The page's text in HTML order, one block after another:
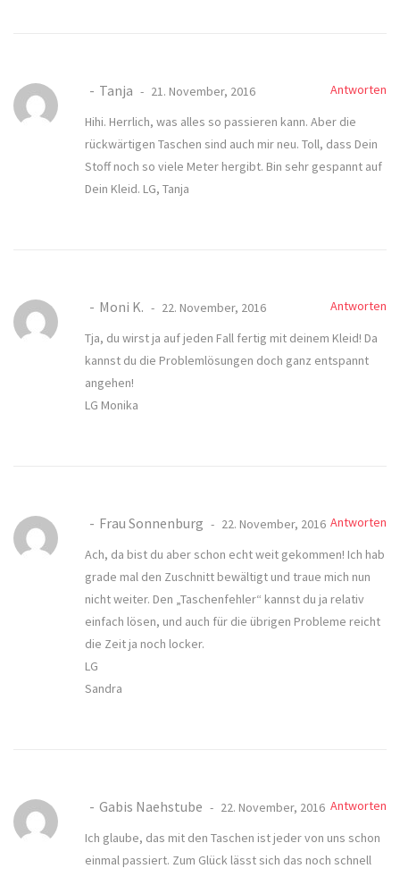
Tanja 21. November, 2016
Antworten
Hihi. Herrlich, was alles so passieren kann. Aber die
rückwärtigen Taschen sind auch mir neu. Toll, dass Dein
Stoff noch so viele Meter hergibt. Bin sehr gespannt auf
Dein Kleid. LG, Tanja
Moni K. 22. November, 2016
Antworten
Tja, du wirst ja auf jeden Fall fertig mit deinem Kleid! Da
kannst du die Problemlösungen doch ganz entspannt
angehen!
LG Monika
Frau Sonnenburg 22. November, 2016 Antworten
Ach, da bist du aber schon echt weit gekommen! Ich hab
grade mal den Zuschnitt bewältigt und traue mich nun
nicht weiter. Den „Taschenfehler“ kannst du ja relativ
einfach lösen, und auch für die übrigen Probleme reicht
die Zeit ja noch locker.
LG
Sandra
Gabis Naehstube 22. November, 2016 Antworten
Ich glaube, das mit den Taschen ist jeder von uns schon
einmal passiert. Zum Glück lässt sich das noch schnell